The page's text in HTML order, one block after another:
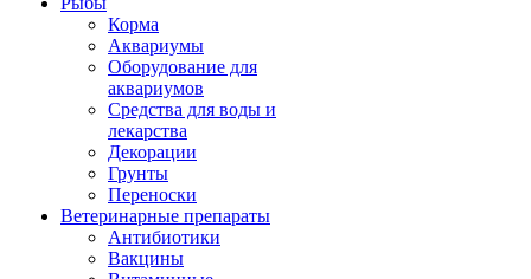
Корма
Аквариумы
Оборудование для
аквариумов
Средства для воды и
лекарства
Декорации
Грунты
Переноски
Ветеринарные препараты
Антибиотики
Вакцины